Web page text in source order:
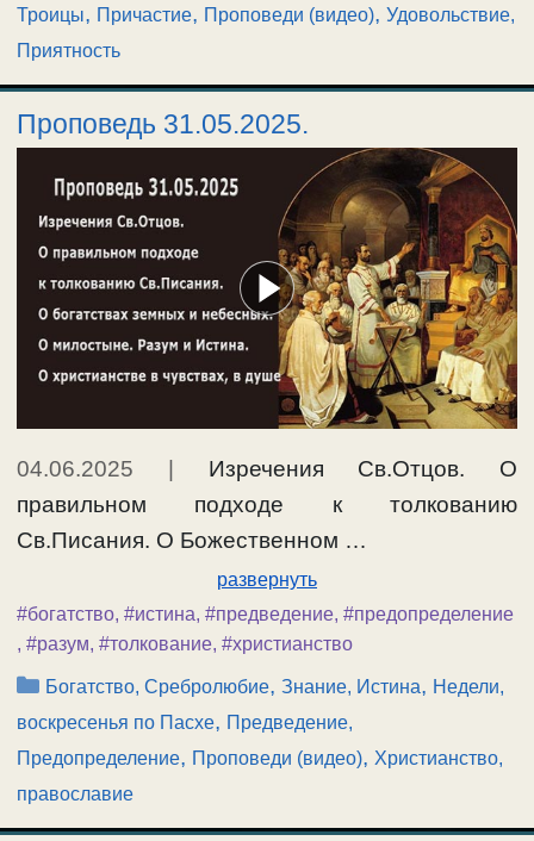
Троицы, Причастие, Проповеди (видео), Удовольствие,
Приятность
Проповедь 31.05.2025.
04.06.2025 | Изречения Св.Отцов. О
правильном подходе к толкованию
Св.Писания. О Божественном …
развернуть
#богатство, #истина, #предведение, #предопределение
, #разум, #толкование, #христианство
Рубрики
Богатство, Сребролюбие,Знание, Истина, Недели,
воскресенья по Пасхе, Предведение,
Предопределение, Проповеди (видео), Христианство,
православие